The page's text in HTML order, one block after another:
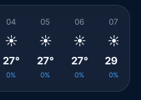
04
☀️
27°
0%
05
☀️
27°
0%
06
☀️
27°
0%
07
☀️
29°
0%